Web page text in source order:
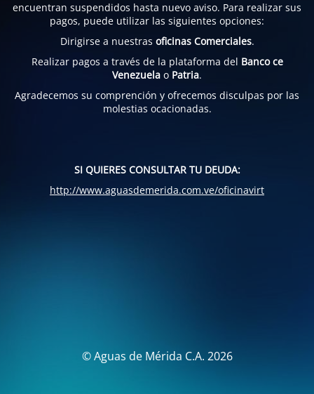
encuentran suspendidos hasta nuevo aviso. Para realizar sus
pagos, puede utilizar las siguientes opciones:
Dirigirse a nuestras oficinas Comerciales.
Realizar pagos a través de la plataforma del Banco ce
Venezuela o Patria.
Agradecemos su comprención y ofrecemos disculpas por las
molestias ocacionadas.
SI QUIERES CONSULTAR TU DEUDA:
http://www.aguasdemerida.com.ve/oficinavirt
© Aguas de Mérida C.A. 2026